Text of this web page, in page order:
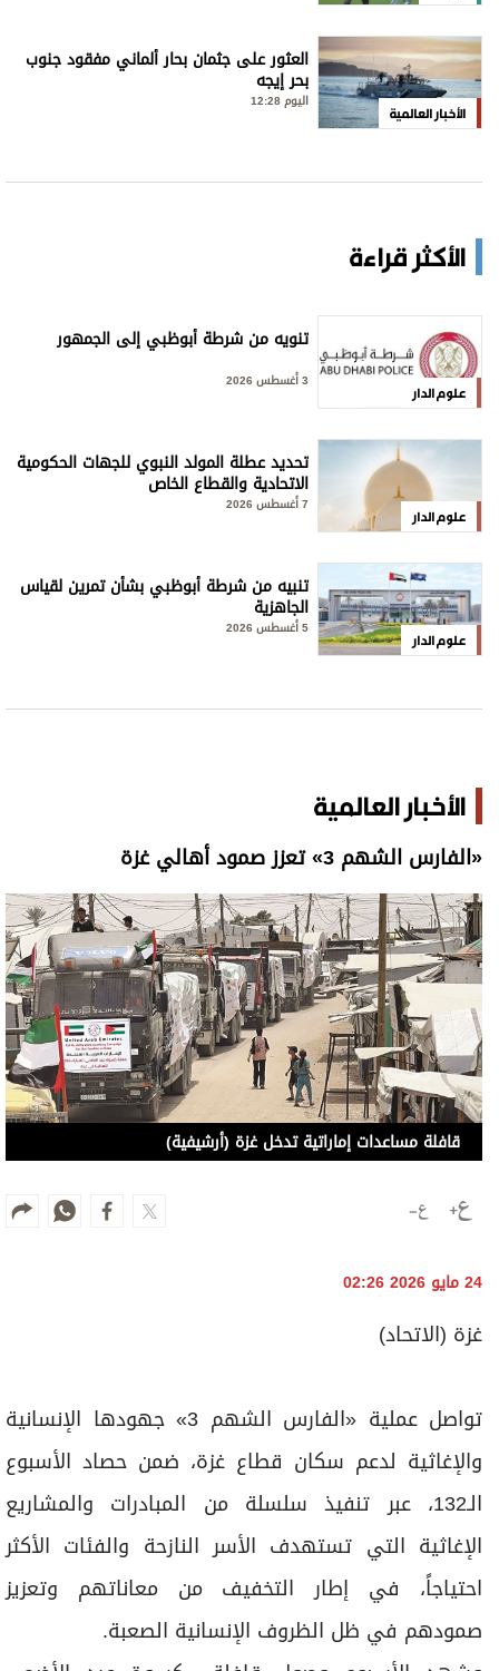
الأخبار العالمية
العثور على جثمان بحار ألماني مفقود جنوب
بحر إيجه
اليوم 12:28
الأكثر قراءة
علوم الدار
تنويه من شرطة أبوظبي إلى الجمهور
علوم الدار
تحديد عطلة المولد النبوي للجهات الحكومية
الاتحادية والقطاع الخاص
علوم الدار
تنبيه من شرطة أبوظبي بشأن تمرين لقياس
الجاهزية
5 أغسطس 2026
الأخبار العالمية
«الفارس الشهم 3» تعزز صمود أهالي غزة
قافلة مساعدات إماراتية تدخل غزة (أرشيفية)
24 مايو 2026 02:26
غزة (الاتحاد)
تواصل عملية «الفارس الشهم 3» جهودها الإنسانية
والإغاثية لدعم سكان قطاع غزة، ضمن حصاد الأسبوع
الـ132، عبر تنفيذ سلسلة من المبادرات والمشاريع
الإغاثية التي تستهدف الأسر النازحة والفئات الأكثر
احتياجاً، في إطار التخفيف من معاناتهم وتعزيز
صمودهم في ظل الظروف الإنسانية الصعبة.